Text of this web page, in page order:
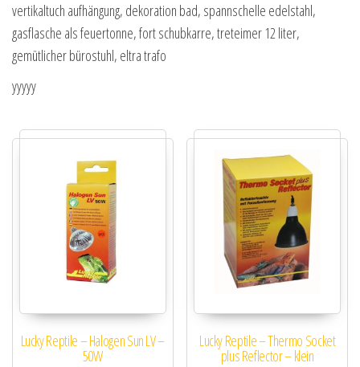
vertikaltuch aufhängung, dekoration bad, spannschelle edelstahl,
gasflasche als feuertonne, fort schubkarre, treteimer 12 liter,
gemütlicher bürostuhl, eltra trafo
yyyyy
Lucky Reptile – Halogen Sun LV –
50W
Lucky Reptile – Thermo Socket
plus Reflector – klein